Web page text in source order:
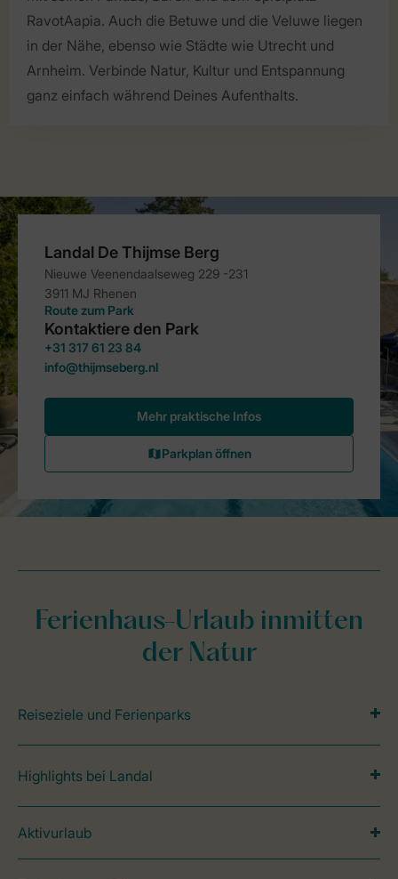
RavotAapia. Auch die Betuwe und die Veluwe liegen
in der Nähe, ebenso wie Städte wie Utrecht und
Arnheim. Verbinde Natur, Kultur und Entspannung
ganz einfach während Deines Aufenthalts.
Ferienhaus-Urlaub inmitten
der Natur
Reiseziele und Ferienparks
Highlights bei Landal
Aktivurlaub